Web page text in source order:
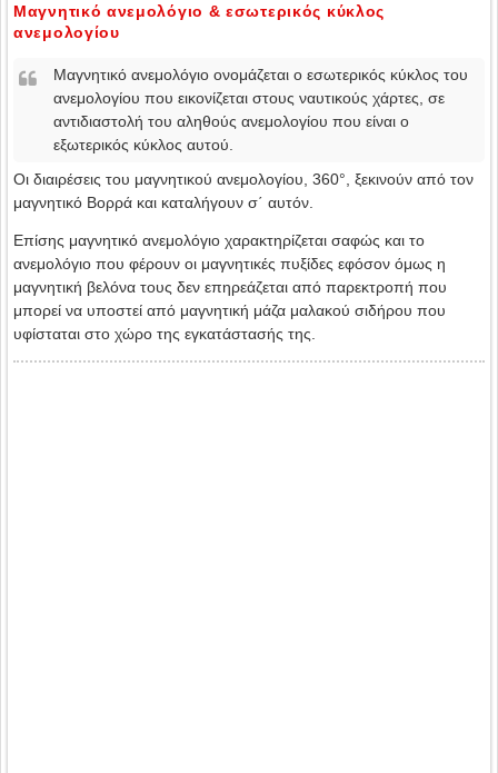
Μαγνητικό ανεμολόγιο & εσωτερικός κύκλος
ανεμολογίου
Μαγνητικό ανεμολόγιο ονομάζεται ο εσωτερικός κύκλος του
ανεμολογίου που εικονίζεται στους ναυτικούς χάρτες, σε
αντιδιαστολή του αληθούς ανεμολογίου που είναι ο
εξωτερικός κύκλος αυτού.
Οι διαιρέσεις του μαγνητικού ανεμολογίου, 360°, ξεκινούν από τον
μαγνητικό Βορρά και καταλήγουν σ΄ αυτόν.
Επίσης μαγνητικό ανεμολόγιο χαρακτηρίζεται σαφώς και το
ανεμολόγιο που φέρουν οι μαγνητικές πυξίδες εφόσον όμως η
μαγνητική βελόνα τους δεν επηρεάζεται από παρεκτροπή που
μπορεί να υποστεί από μαγνητική μάζα μαλακού σιδήρου που
υφίσταται στο χώρο της εγκατάστασής της.